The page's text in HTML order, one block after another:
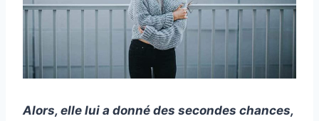
Alors, elle lui a donné des secondes chances,